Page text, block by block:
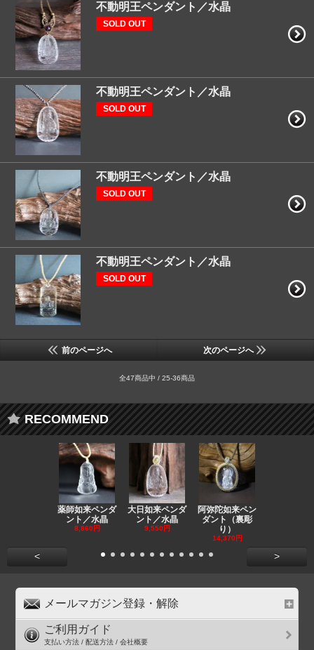
不動明王ペンダント／水晶
SOLD OUT
不動明王ペンダント／水晶
SOLD OUT
不動明王ペンダント／水晶
SOLD OUT
不動明王ペンダント／水晶
SOLD OUT
前のページへ 次のページへ
全47商品中 / 25-36商品
RECOMMEND
薬師如来ペンダ
ント／水晶
8,860円
大日如来ペンダ
ント／水晶
9,550円
阿弥陀如来ペン
ダント（裏彫
り）
14,370円
< >
メールマガジン登録・解除
ご利用ガイド
支払い方法 / 配送方法 / 会社概要